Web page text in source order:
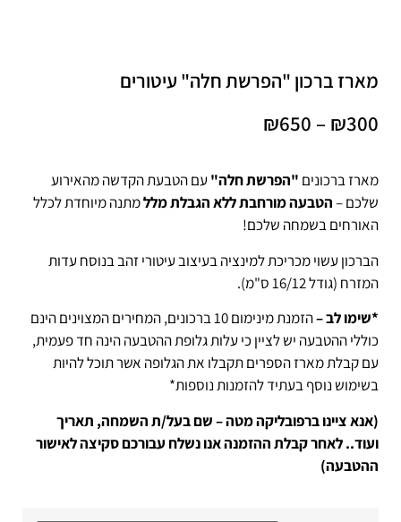
מארז ברכון "הפרשת חלה" עיטורים
₪300
–
₪650
מארז ברכונים "הפרשת חלה"עם הטבעת הקדשה מהאירוע
שלכם –הטבעה מורחבת ללא הגבלת מללמתנה מיוחדת לכלל
האורחים בשמחה שלכם!
הברכון עשוי מכריכת למינציה בעיצוב עיטורי זהב בנוסח עדות
המזרח (גודל 16/12 ס"מ).
*שימו לב –
הזמנת מינימום 10 ברכונים, המחירים המצוינים הינם
כוללי ההטבעה יש לציין כי עלות גלופת ההטבעה הינה חד פעמית,
עם קבלת מארז הספרים תקבלו את הגלופה אשר תוכל להיות
בשימוש נוסף בעתיד להזמנות נוספות*
(אנא ציינו ברפובליקה מטה – שם בעל/ת השמחה, תאריך
ועוד.. לאחר קבלת ההזמנה אנו נשלח עבורכם סקיצה לאישור
ההטבעה)